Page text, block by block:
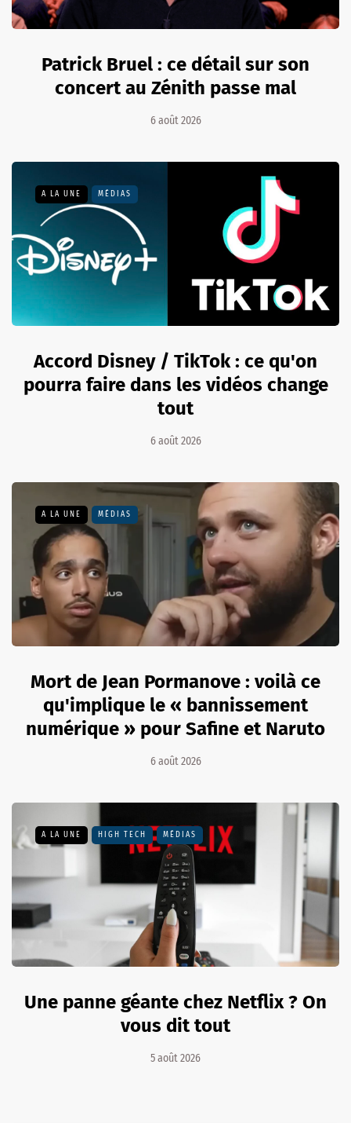
Patrick Bruel : ce détail sur son
concert au Zénith passe mal
6 août 2026
A LA UNE MÉDIAS
Accord Disney / TikTok : ce qu'on
pourra faire dans les vidéos change
tout
6 août 2026
A LA UNE MÉDIAS
Mort de Jean Pormanove : voilà ce
qu'implique le « bannissement
numérique » pour Safine et Naruto
6 août 2026
A LA UNE HIGH TECH MÉDIAS
Une panne géante chez Netflix ? On
vous dit tout
5 août 2026